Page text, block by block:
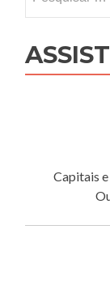
Capitais